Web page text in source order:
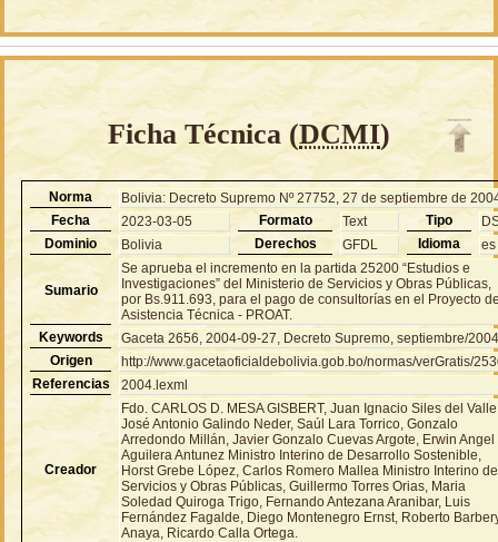
Ficha Técnica (DCMI)
Norma
Bolivia: Decreto Supremo Nº 27752, 27 de septiembre de
Fecha
2023-03-05 Formato Text Tipo
Dominio
Bolivia Derechos GFDL Idioma es
Sumario
Se aprueba el incremento en la partida 25200 “Estudios e
Investigaciones” del Ministerio de Servicios y Obras Públicas,
por Bs.911.693, para el pago de consultorías en el Proyecto
Asistencia Técnica - PROAT.
Keywords
Gaceta 2656, 2004-09-27, Decreto Supremo, septiembre/
Origen
http://www.gacetaoficialdebolivia.gob.bo/normas/verGratis/
Referencias
2004.lexml
Creador
Fdo. CARLOS D. MESA GISBERT, Juan Ignacio Siles del
José Antonio Galindo Neder, Saúl Lara Torrico, Gonzalo
Arredondo Millán, Javier Gonzalo Cuevas Argote, Erwin Angel
Aguilera Antunez Ministro Interino de Desarrollo Sostenible,
Horst Grebe López, Carlos Romero Mallea Ministro Interino de
Servicios y Obras Públicas, Guillermo Torres Orias, Maria
Soledad Quiroga Trigo, Fernando Antezana Aranibar, Luis
Fernández Fagalde, Diego Montenegro Ernst, Roberto
Anaya, Ricardo Calla Ortega.